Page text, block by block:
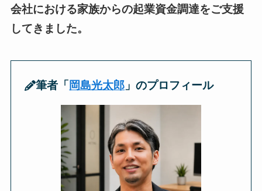
会社における家族からの起業資金調達をご支援
してきました。
筆者「 岡島光太郎 」のプロフィール